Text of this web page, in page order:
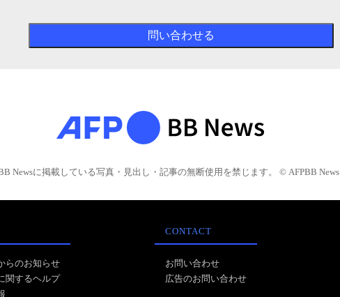
Newsに掲載している写真・見出し・記事の無断使用を禁じます。 © AFPBB News
らのお知らせ
関するヘルプ
CONTACT
お問い合わせ
広告のお問い合わせ